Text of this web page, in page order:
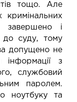
тощо. Але
кримінальних
завершено і
до суду, тому
допущено не
з
службовий
паролем.
ноутбуку та